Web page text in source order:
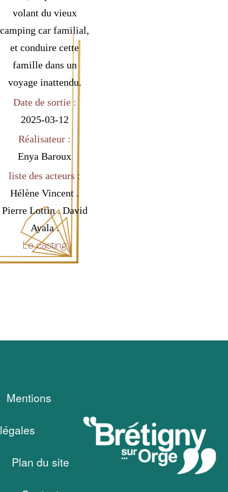
volant du vieux
camping car familial,
et conduire cette
famille dans un
voyage inattendu.
Date de sortie :
2025-03-12
Réalisateur :
Enya Baroux
liste des acteurs :
Hélène Vincent .
Pierre Lottin . David
Ayala .
Le casting
Mentions
légales
Plan du site